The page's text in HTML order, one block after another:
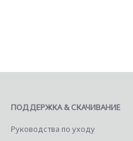
ПОДДЕРЖКА & СКАЧИВАНИЕ
Руководства по уходу